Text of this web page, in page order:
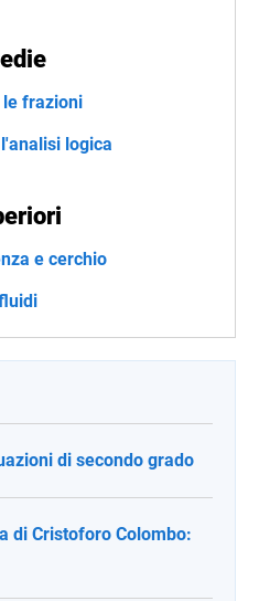
frazioni
logica
e cerchio
di secondo grado
di Cristoforo Colombo: